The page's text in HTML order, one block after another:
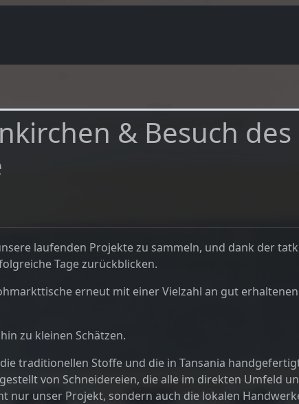
& Besuch
laufenden Projekte zu sammeln, und dank der
Tage zurückblicken.
erneut mit einer Vielzahl an gut
zu kleinen Schätzen.
traditionellen Stoffe und die in Tansania
von Schneidereien, die alle im direkten Umfeld
nur unser Projekt, sondern auch die lokalen